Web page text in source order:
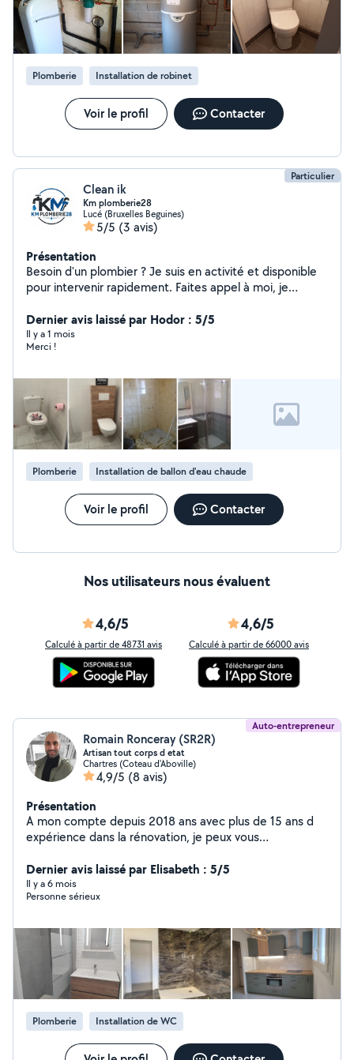
Plomberie Installation de robinet
Voir le profil Contacter
Particulier
Clean ik
Km plomberie28
Lucé (Bruxelles Beguines)
5/5 (3 avis)
Présentation
Besoin d'un plombier ? Je suis en activité et disponible
pour intervenir rapidement. Faites appel à moi, je
Dernier avis laissé par Hodor : 5/5
Il y a 1 mois
Merci !
Plomberie Installation de ballon d'eau chaude
Voir le profil Contacter
Nos utilisateurs nous évaluent
4,6/5
Calculé à partir de 48731 avis
4,6/5
Calculé à partir de 66000 avis
Auto-entrepreneur
Romain Ronceray (SR2R)
Artisan tout corps d etat
Chartres (Coteau d'Aboville)
4,9/5 (8 avis)
Présentation
A mon compte depuis 2018 ans avec plus de 15 ans d
expérience dans la rénovation, je peux vous
contacter pour échanger sur vos attentes et réaliser de
belles choses ensemble
Dernier avis laissé par Elisabeth : 5/5
Il y a 6 mois
Personne sérieux
Plomberie Installation de WC